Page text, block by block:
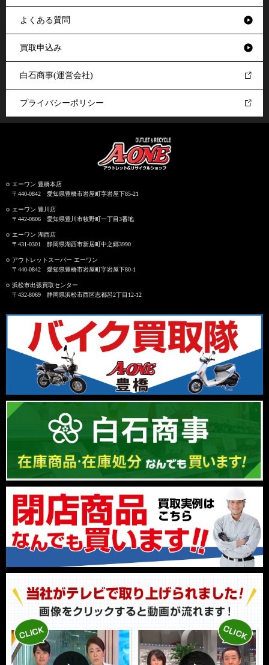
よくある質問
買取申込み
白石商事(運営会社)
プライバシーポリシー
エーワン 豊橋本店
〒440-0842 愛知県豊橋市岩屋町字岩屋下85-21
エーワン 豊川店
〒442-0806 愛知県豊川市牧野町一丁目3番地
エーワン 湖西店
〒431-0301 静岡県湖西市新居町中之郷3990
アウトレットスーパー エーワン
〒440-0842 愛知県豊橋市岩屋町字岩屋下80-1
浜松市出張買取センター
〒432-8069 静岡県浜松市西区志都呂2丁目12-12